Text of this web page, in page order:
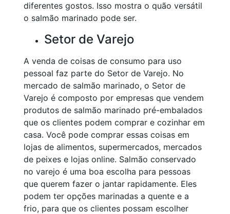
diferentes gostos. Isso mostra o quão versátil
o salmão marinado pode ser.
Setor de Varejo
A venda de coisas de consumo para uso
pessoal faz parte do Setor de Varejo. No
mercado de salmão marinado, o Setor de
Varejo é composto por empresas que vendem
produtos de salmão marinado pré-embalados
que os clientes podem comprar e cozinhar em
casa. Você pode comprar essas coisas em
lojas de alimentos, supermercados, mercados
de peixes e lojas online. Salmão conservado
no varejo é uma boa escolha para pessoas
que querem fazer o jantar rapidamente. Eles
podem ter opções marinadas a quente e a
frio, para que os clientes possam escolher